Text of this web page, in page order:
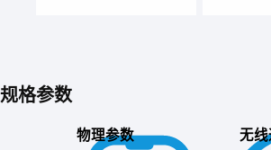
规格参数
物理参数 无